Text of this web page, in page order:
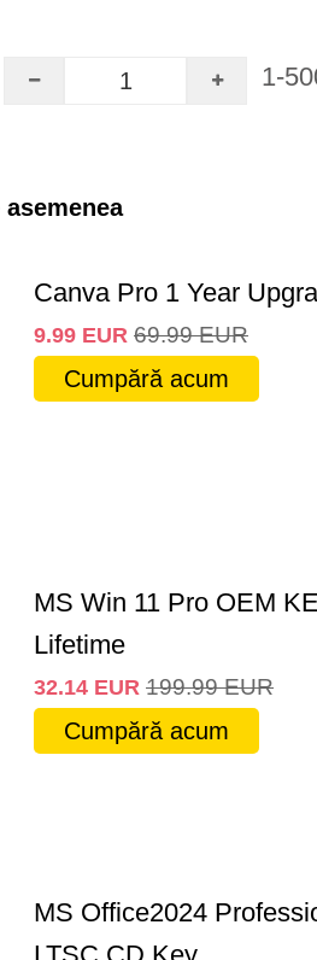
1-
Canva Pro 1 Year
9.99 EUR 69.99 EUR
Cumpără acum
MS Win 11 Pro OEM
Lifetime
32.14 EUR 199.99 EUR
Cumpără acum
MS Office2024